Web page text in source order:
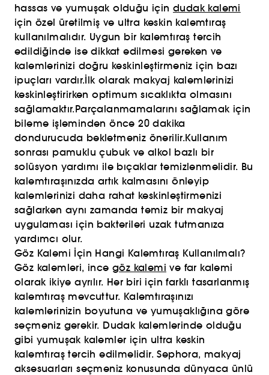
hassas ve yumuşak olduğu için dudak kalemi
için özel üretilmiş ve ultra keskin kalemtıraş
kullanılmalıdır. Uygun bir kalemtıraş tercih
edildiğinde ise dikkat edilmesi gereken ve
kalemlerinizi doğru keskinleştirmeniz için bazı
ipuçları vardır.İlk olarak makyaj kalemlerinizi
keskinleştirirken optimum sıcaklıkta olmasını
sağlamaktır.Parçalanmamalarını sağlamak için
bileme işleminden önce 20 dakika
dondurucuda bekletmeniz önerilir.Kullanım
sonrası pamuklu çubuk ve alkol bazlı bir
solüsyon yardımı ile bıçaklar temizlenmelidir. Bu
kalemtıraşınızda artık kalmasını önleyip
kalemlerinizi daha rahat keskinleştirmenizi
sağlarken aynı zamanda temiz bir makyaj
uygulaması için bakterileri uzak tutmanıza
yardımcı olur.
Göz Kalemi İçin Hangi Kalemtıraş Kullanılmalı?
Göz kalemleri, ince göz kalemi ve far kalemi
olarak ikiye ayrılır. Her biri için farklı tasarlanmış
kalemtıraş mevcuttur. Kalemtıraşınızı
kalemlerinizin boyutuna ve yumuşaklığına göre
seçmeniz gerekir. Dudak kalemlerinde olduğu
gibi yumuşak kalemler için ultra keskin
kalemtıraş tercih edilmelidir. Sephora, makyaj
aksesuarları seçmeniz konusunda dünyaca ünlü